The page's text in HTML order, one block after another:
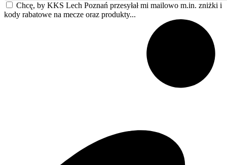
Chcę, by KKS Lech Poznań przesyłał mi mailowo m.in. zniżki i
kody rabatowe na mecze oraz produkty...